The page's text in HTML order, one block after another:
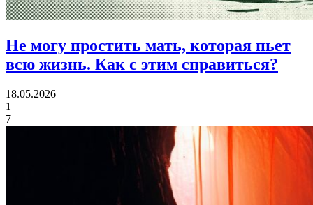
Не могу простить мать, которая пьет
всю жизнь. Как с этим справиться?
18.05.2026
1
7